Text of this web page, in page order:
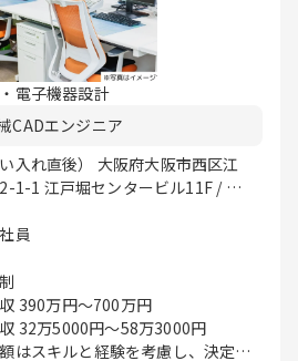
電子機器設計
CADエンジニア
い入れ直後） 大阪府大阪市西区江
1-1 江戸堀センタービル11F / 肥
員
390万円〜700万円
32万5000円〜58万3000円
はスキルと経験を考慮し、決定し